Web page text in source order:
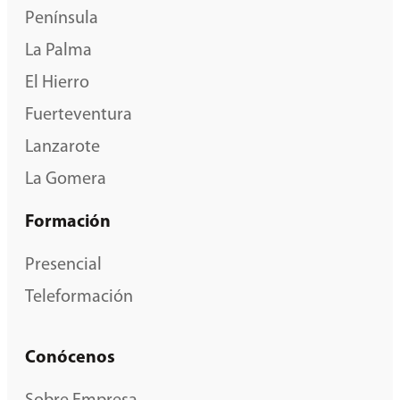
Península
La Palma
El Hierro
Fuerteventura
Lanzarote
La Gomera
Formación
Presencial
Teleformación
Conócenos